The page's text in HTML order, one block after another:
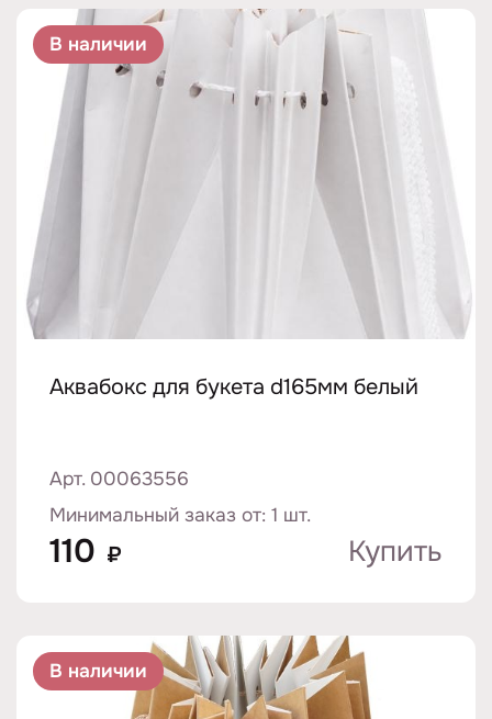
В наличии
Аквабокс для букета d165мм белый
Арт. 00063556
Минимальный заказ от: 1 шт.
110 ₽ Купить
В наличии